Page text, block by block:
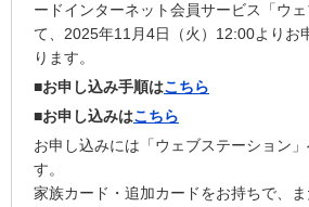
ードインターネット会員サービス「ウ
て、2025年11月4日（火）12:00よりお
ります。
■お申し込み手順はこちら
■お申し込みはこちら
お申し込みには「ウェブステーション
す。
家族カード・追加カードをお持ちで、